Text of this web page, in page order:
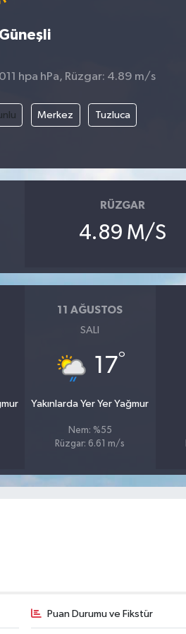
Güneşli
hpa hPa, Rüzgar: 4.89 m/s
Merkez Tuzluca
RÜZGAR
4.89 M/S
11 AĞUSTOS
SALI
17°
Yakınlarda Yer Yer Yağmur
Nem: %55
Rüzgar: 6.61 m/s
Puan Durumu ve Fikstür